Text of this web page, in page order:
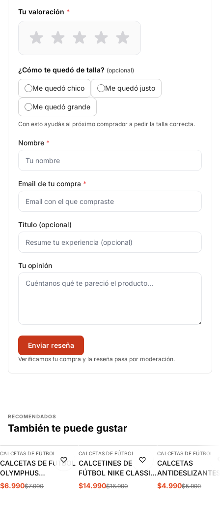
Tu valoración *
¿Cómo te quedó de talla? (opcional)
Me quedó chico Me quedó justo
Me quedó grande
Con esto ayudás al próximo comprador a pedir la talla correcta.
Nombre *
Email de tu compra *
Título (opcional)
Tu opinión
Enviar reseña
Verificamos tu compra y la reseña pasa por moderación.
RECOMENDADOS
También te puede gustar
-13%
AGREGAR
CALCETAS DE FÚTBOL
CALCETAS DE FUTBOL
OLYMPHUS
ANTIDESLIZANTES
$6.990$7.990
-12%
AGREGAR
CALCETAS DE FÚTBOL
CALCETINES DE
FÚTBOL NIKE CLASSIC
2 NEGROS (UNISEX) |
$14.990$16.990
-17%
CALCETAS DE FÚTBOL
CALCETAS
ANTIDESLIZANTES
FÚTBOL OXN
$4.990$5.990